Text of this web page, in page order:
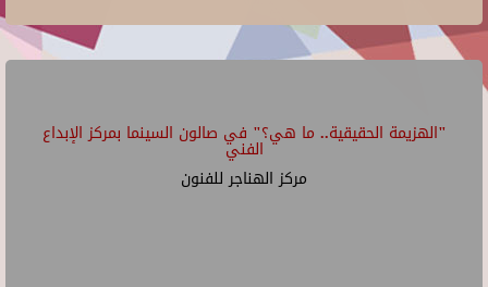
"الهزيمة الحقيقية.. ما هي؟" في صالون السينما بمركز الإبداع
الفني
مركز الهناجر للفنون